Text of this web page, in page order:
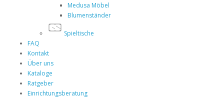
Medusa Möbel
Blumenständer
Spieltische
FAQ
Kontakt
Über uns
Kataloge
Ratgeber
Einrichtungsberatung